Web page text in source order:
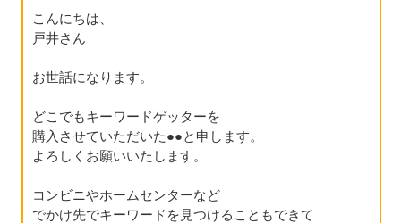
こんにちは、
戸井さん
お世話になります。
どこでもキーワードゲッターを
購入させていただいた●●と申します。
よろしくお願いいたします。
コンビニやホームセンターなど
でかけ先でキーワードを見つけることもできて